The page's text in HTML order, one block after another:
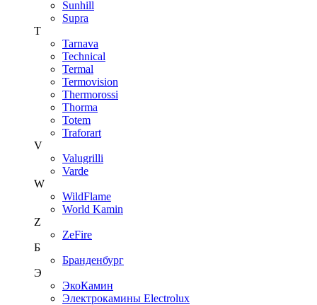
Sunhill
Supra
T
Tarnava
Technical
Termal
Termovision
Thermorossi
Thorma
Totem
Traforart
V
Valugrilli
Varde
W
WildFlame
World Kamin
Z
ZeFire
Б
Бранденбург
Э
ЭкоКамин
Электрокамины Electrolux